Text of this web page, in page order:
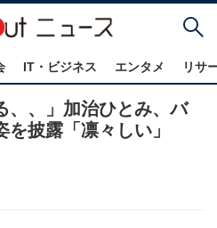
IT・ビジネス エンタメ リサ
、、」加治ひとみ、バ
披露「凛々しい」